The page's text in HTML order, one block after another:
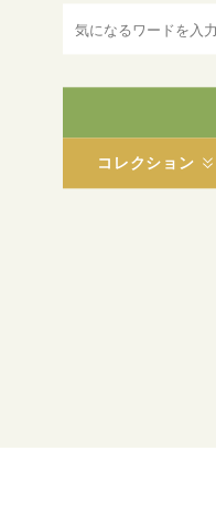
コレクション